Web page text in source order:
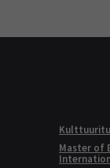
Master of